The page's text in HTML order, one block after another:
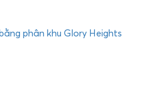
phân khu Glory Heights